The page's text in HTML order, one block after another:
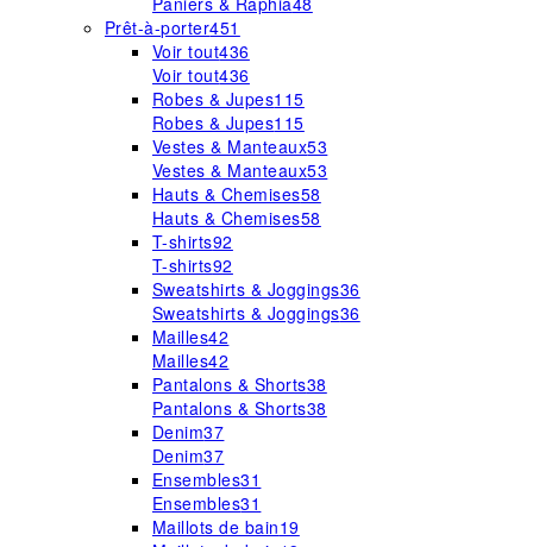
Prêt-à-porter451
Voir tout436
Voir tout436
Robes & Jupes115
Robes & Jupes115
Vestes & Manteaux53
Vestes & Manteaux53
Hauts & Chemises58
Hauts & Chemises58
T-shirts92
T-shirts92
Sweatshirts & Joggings36
Sweatshirts & Joggings36
Mailles42
Mailles42
Pantalons & Shorts38
Pantalons & Shorts38
Denim37
Denim37
Ensembles31
Ensembles31
Maillots de bain19